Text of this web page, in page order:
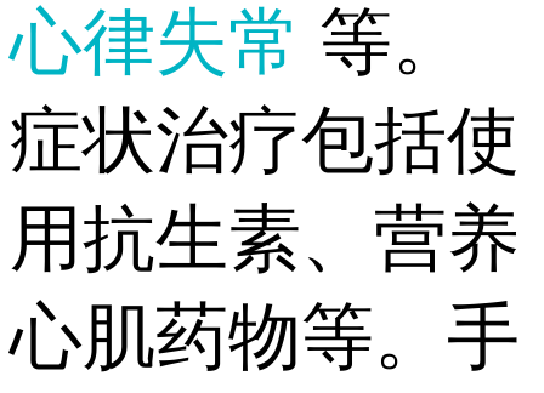
心律失常 等。
症状治疗包括使
用抗生素、营养
心肌药物等。手